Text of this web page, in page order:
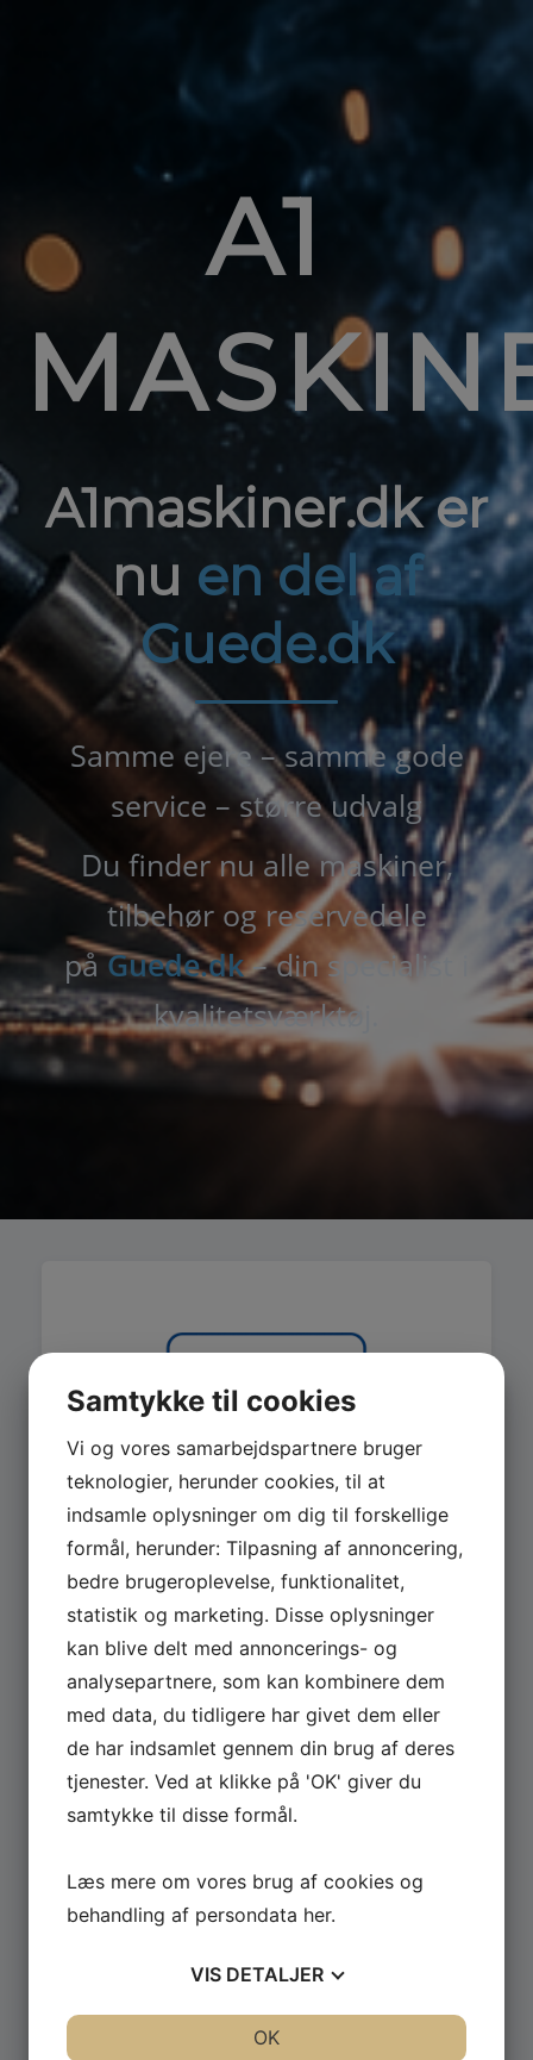
A1
A1maskiner.dk er
nu en del af
Guede.dk
Samme ejere – samme gode
service – større udvalg
Du finder nu alle maskiner,
tilbehør og reservedele
påGuede.dk– din specialist i
kvalitetsværktøj.
MASKINER
Se hele udvalget af Güde og Rotwerk maskiner
til professionelt brug.
GÅ TIL MASKINER ›
Samtykke til cookies
Vi og vores samarbejdspartnere bruger
teknologier, herunder cookies, til at
indsamle oplysninger om dig til forskellige
formål, herunder: Tilpasning af annoncering,
bedre brugeroplevelse, funktionalitet,
statistik og marketing. Disse oplysninger
kan blive delt med annoncerings- og
analysepartnere, som kan kombinere dem
med data, du tidligere har givet dem eller
de har indsamlet gennem din brug af deres
tjenester. Ved at klikke på 'OK' giver du
samtykke til disse formål.
Læs mere om vores brug af cookies og
behandling af persondata her.
VIS DETALJER
OK